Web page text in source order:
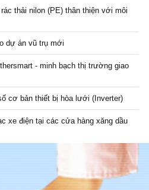
thải nilon (PE) thân thiện với môi
dự án vũ trụ mới
- minh bạch thị trường giao
cơ bản thiết bị hòa lưới (Inverter)
xe điện tại các cửa hàng xăng dầu